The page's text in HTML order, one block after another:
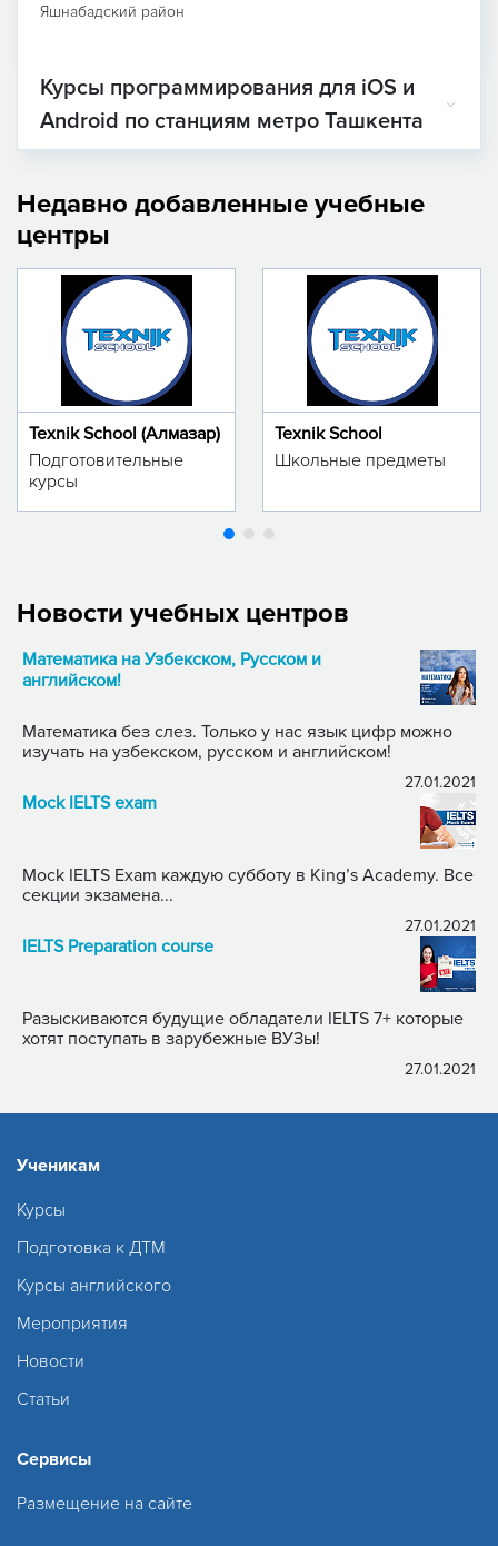
Яшнабадский район
Курсы программирования для iOS и
Android по станциям метро Ташкента
Недавно добавленные учебные
центры
Texnik School (Алмазар)
Подготовительные
курсы
Texnik School
Школьные предметы
Новости учебных центров
Математика на Узбекском, Русском и
английском!
Математика без слез. Только у нас язык цифр можно
изучать на узбекском, русском и английском!
27.01.2021
Mock IELTS exam
Mock IELTS Exam каждую субботу в King’s Academy. Все
секции экзамена...
27.01.2021
IELTS Preparation course
Разыскиваются будущие обладатели IELTS 7+ которые
хотят поступать в зарубежные ВУЗы!
27.01.2021
Ученикам
Курсы
Подготовка к ДТМ
Курсы английского
Мероприятия
Новости
Статьи
Сервисы
Размещение на сайте